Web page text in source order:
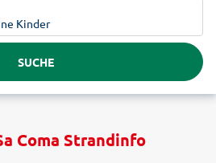
Kinder
SUCHE
Coma Strandinfo